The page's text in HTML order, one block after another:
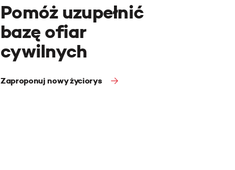
Pomóż uzupełnić
bazę ofiar
cywilnych
Zaproponuj nowy życiorys